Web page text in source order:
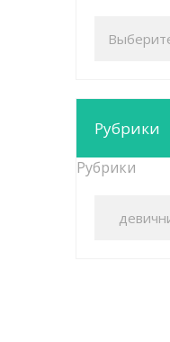
Рубрики
Рубрики